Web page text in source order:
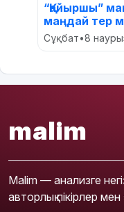
“Қайыршы”
маңдай тер
Сұқбат•8
malim
Malim — анализге
авторлық пікірлер